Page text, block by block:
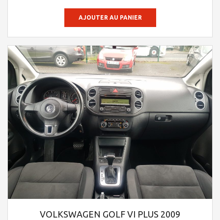
AJOUTER AU PANIER
VOLKSWAGEN GOLF VI PLUS 2009